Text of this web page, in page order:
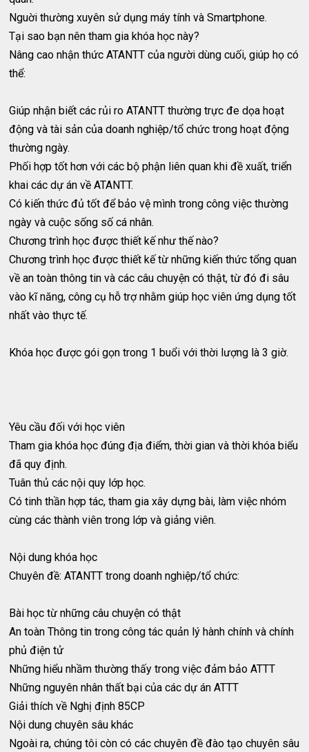
Nguời thường xuyên sử dụng máy tính và Smartphone.
Tại sao bạn nên tham gia khóa học này?
Nâng cao nhận thức ATANTT của người dùng cuối, giúp họ có
thể:
Giúp nhận biết các rủi ro ATANTT thường trực đe dọa hoạt
động và tài sản của doanh nghiệp/tổ chức trong hoạt động
thường ngày.
Phối hợp tốt hơn với các bộ phận liên quan khi đề xuất, triển
khai các dự án về ATANTT.
Có kiến thức đủ tốt để bảo vệ mình trong công việc thường
ngày và cuộc sống số cá nhân.
Chương trình học được thiết kế như thế nào?
Chương trình học được thiết kế từ những kiến thức tổng quan
về an toàn thông tin và các câu chuyện có thật, từ đó đi sâu
vào kĩ năng, công cụ hỗ trợ nhằm giúp học viên ứng dụng tốt
nhất vào thực tế.
Khóa học được gói gọn trong 1 buổi với thời lượng là 3 giờ.
Yêu cầu đối với học viên
Tham gia khóa học đúng địa điểm, thời gian và thời khóa biểu
đã quy định.
Tuân thủ các nội quy lớp học.
Có tinh thần hợp tác, tham gia xây dựng bài, làm việc nhóm
cùng các thành viên trong lớp và giảng viên.
Nội dung khóa học
Chuyên đề: ATANTT trong doanh nghiệp/tổ chức:
Bài học từ những câu chuyện có thật
An toàn Thông tin trong công tác quản lý hành chính và chính
phủ điện tử
Những hiểu nhầm thường thấy trong việc đảm bảo ATTT
Những nguyên nhân thất bại của các dự án ATTT
Giải thích về Nghị định 85CP
Nội dung chuyên sâu khác
Ngoài ra, chúng tôi còn có các chuyên đề đào tạo chuyên sâu